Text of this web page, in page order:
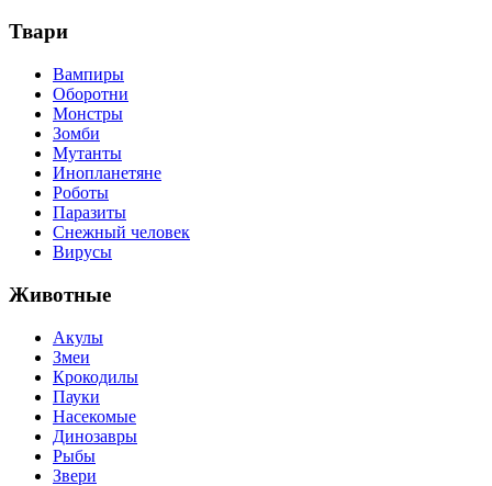
Твари
Вампиры
Оборотни
Монстры
Зомби
Мутанты
Инопланетяне
Роботы
Паразиты
Снежный человек
Вирусы
Животные
Акулы
Змеи
Крокодилы
Пауки
Насекомые
Динозавры
Рыбы
Звери